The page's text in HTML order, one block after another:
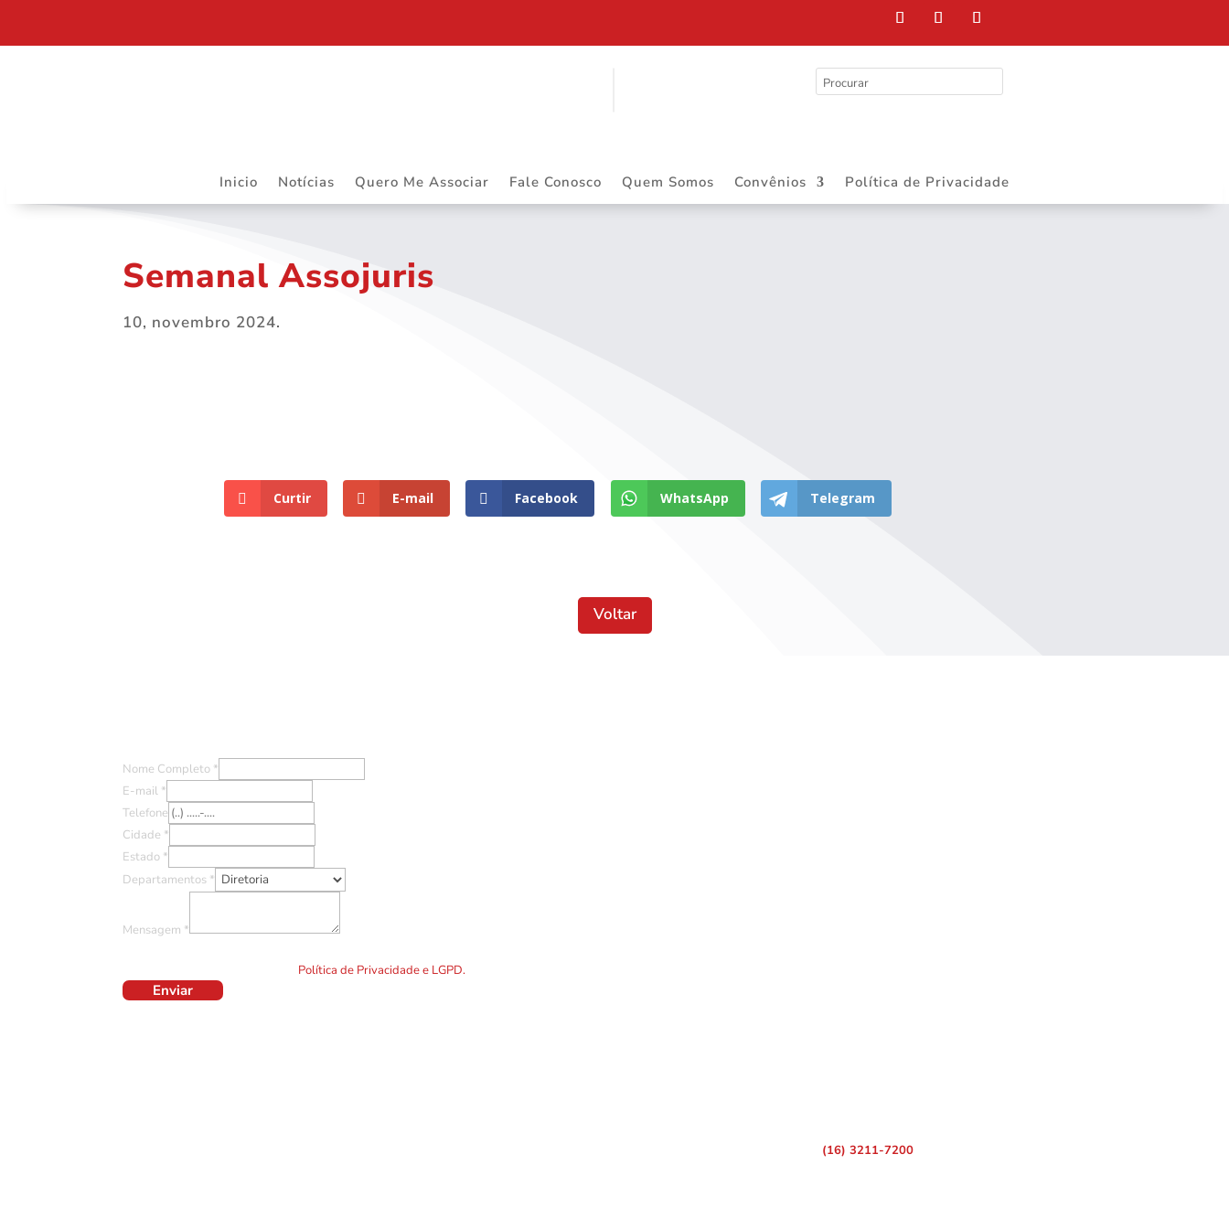
Inicio Notícias Quero Me Associar Fale Conosco Quem Somos Convênios Política de Privacidade
Semanal Assojuris
10, novembro 2024.
Curtir E-mail Facebook WhatsApp Telegram
Voltar
Nome Completo *
E-mail *
Telefone
Cidade *
Estado *
Departamentos *
Mensagem *
Política de Privacidade e LGPD.
Enviar
(16) 3211-7200